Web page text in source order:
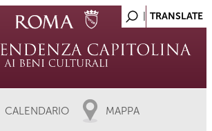
CALENDARIO MAPPA